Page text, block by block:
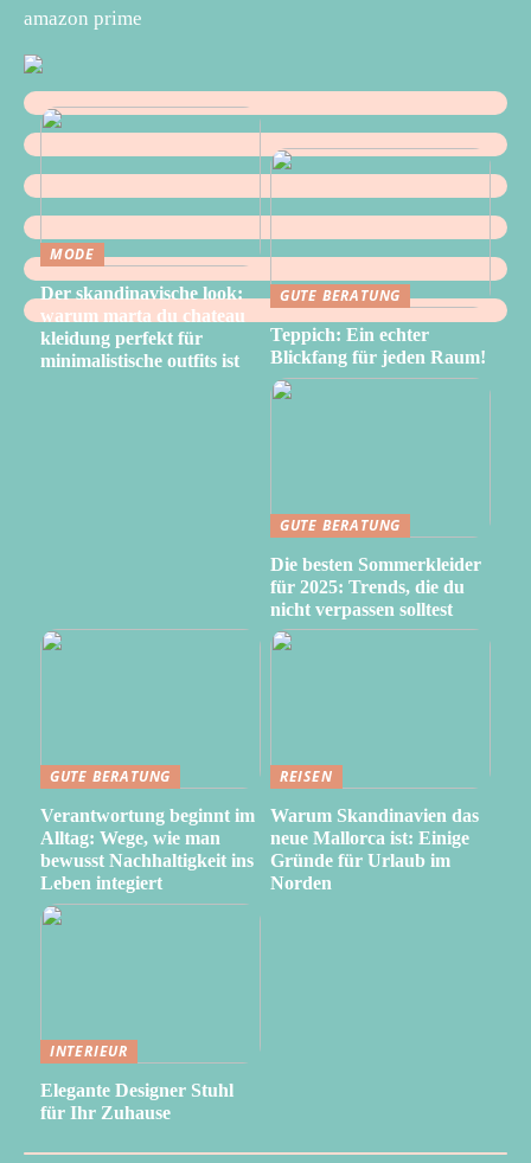
amazon prime
MODE
Der skandinavische look:
warum marta du chateau
kleidung perfekt für
minimalistische outfits ist
GUTE BERATUNG
Teppich: Ein echter
Blickfang für jeden Raum!
GUTE BERATUNG
Die besten Sommerkleider
für 2025: Trends, die du
nicht verpassen solltest
GUTE BERATUNG
Verantwortung beginnt im
Alltag: Wege, wie man
bewusst Nachhaltigkeit ins
Leben integiert
REISEN
Warum Skandinavien das
neue Mallorca ist: Einige
Gründe für Urlaub im
Norden
INTERIEUR
Elegante Designer Stuhl
für Ihr Zuhause